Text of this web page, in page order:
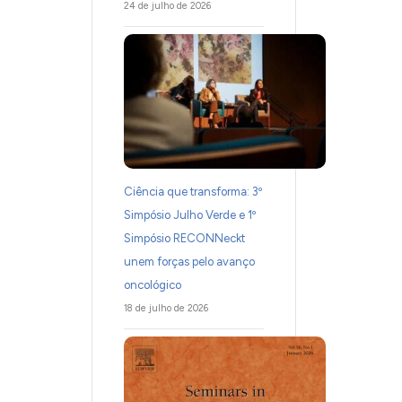
24 de julho de 2026
Ciência que transforma: 3º
Simpósio Julho Verde e 1º
Simpósio RECONNeckt
unem forças pelo avanço
oncológico
18 de julho de 2026